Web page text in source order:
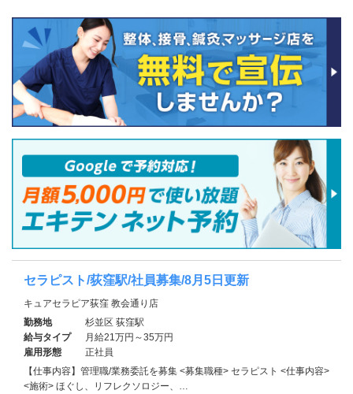
セラピスト/荻窪駅/社員募集/8月5日更新
キュアセラピア荻窪 教会通り店
勤務地
杉並区 荻窪駅
給与タイプ
月給21万円～35万円
雇用形態
正社員
【仕事内容】管理職/業務委託を募集 <募集職種> セラピスト <仕事内容>
<施術> ほぐし、リフレクソロジー、…